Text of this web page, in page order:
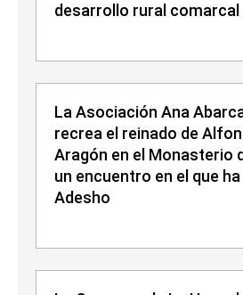
desarrollo rural comarcal
La Asociación Ana
recrea el reinado de
Aragón en el Monasterio
un encuentro en el que
Adesho